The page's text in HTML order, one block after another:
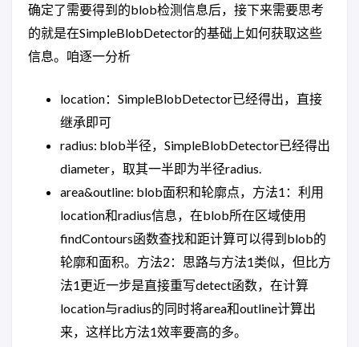
确定了需要得到的blob检测信息后，接下来需要思考
的就是在SimpleBlobDetector的基础上如何获取这些
信息。咱逐一分析
location：SimpleBlobDetector已经得出，直接
继承即可
radius: blob半径，SimpleBlobDetector已经得出
diameter，取其一半即为半径radius.
area&outline: blob面积和轮廓点，方法1：利用
location和radius信息，在blob所在区域使用
findContours函数查找和距计算可以得到blob的
轮廓和面积。方法2：思路与方法1类似，但比方
法1更近一步是直接重写detect函数，在计算
location与radius的同时将area和outline计算出
来，这样比方法1效率要高的多。